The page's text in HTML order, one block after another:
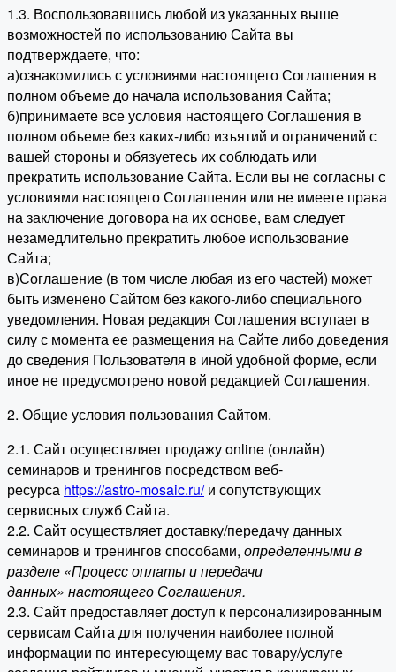
1.3. Воспользовавшись любой из указанных выше
возможностей по использованию Сайта вы
подтверждаете, что:
а)ознакомились с условиями настоящего Соглашения в
полном объеме до начала использования Сайта;
б)принимаете все условия настоящего Соглашения в
полном объеме без каких-либо изъятий и ограничений с
вашей стороны и обязуетесь их соблюдать или
прекратить использование Сайта. Если вы не согласны с
условиями настоящего Соглашения или не имеете права
на заключение договора на их основе, вам следует
незамедлительно прекратить любое использование
Сайта;
в)Соглашение (в том числе любая из его частей) может
быть изменено Сайтом без какого-либо специального
уведомления. Новая редакция Соглашения вступает в
силу с момента ее размещения на Сайте либо доведения
до сведения Пользователя в иной удобной форме, если
иное не предусмотрено новой редакцией Соглашения.
2. Общие условия пользования Сайтом.
2.1. Сайт осуществляет продажу online (онлайн)
семинаров и тренингов посредством веб-
ресурса https://astro-mosaic.ru/и сопутствующих
сервисных служб Сайта.
2.2. Сайт осуществляет доставку/передачу данных
семинаров и тренингов способами, определенными в
разделе «Процесс оплаты и передачи
данных» настоящего Соглашения.
2.3. Сайт предоставляет доступ к персонализированным
сервисам Сайта для получения наиболее полной
информации по интересующему вас товару/услуге